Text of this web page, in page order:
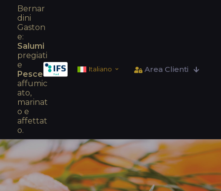
Bernar
dini
Gaston
e:
Salumi
pregiati
e
Pesce
affumic
ato,
marinat
o e
affettat
o.
Italiano Area Clienti